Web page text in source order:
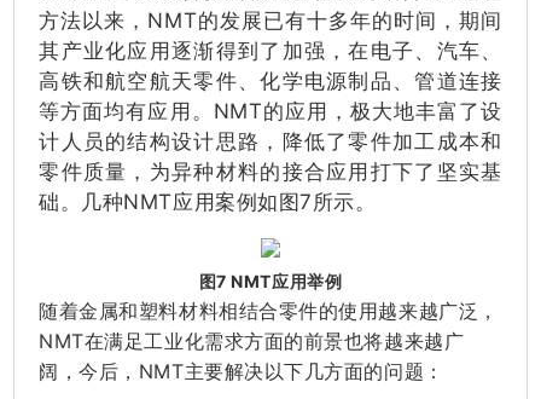
方法以来，NMT的发展已有十多年的时间，期间
其产业化应用逐渐得到了加强，在电子、汽车、
高铁和航空航天零件、化学电源制品、管道连接
等方面均有应用。NMT的应用，极大地丰富了设
计人员的结构设计思路，降低了零件加工成本和
零件质量，为异种材料的接合应用打下了坚实基
础。几种NMT应用案例如图7所示。
图7 NMT应用举例
随着金属和塑料材料相结合零件的使用越来越广泛，
NMT在满足工业化需求方面的前景也将越来越广
阔，今后，NMT主要解决以下几方面的问题：